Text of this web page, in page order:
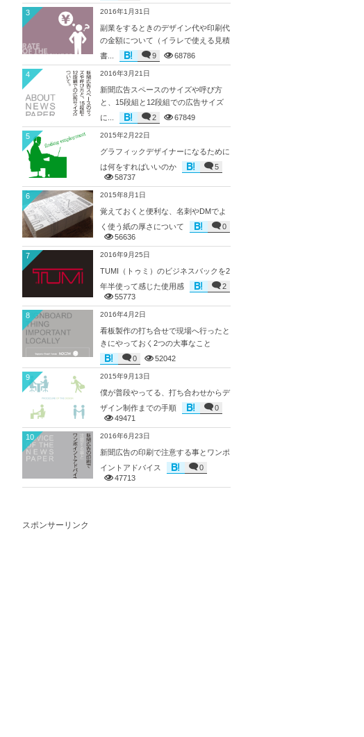
2016年1月31日
副業をするときのデザイン代や印刷代
の金額について（イラレで使える見積
書...
9 68786
3
2016年3月21日
新聞広告スペースのサイズや呼び方
と、15段組と12段組での広告サイズ
に...
2 67849
4
2015年2月22日
グラフィックデザイナーになるために
は何をすればいいのか
5
58737
5
2015年8月1日
覚えておくと便利な、名刺やDMでよ
く使う紙の厚さについて
0
56636
6
2016年9月25日
TUMI（トゥミ）のビジネスバックを2
年半使って感じた使用感
2
55773
7
2016年4月2日
看板製作の打ち合せで現場へ行ったと
きにやっておく2つの大事なこと
0
52042
8
2015年9月13日
僕が普段やってる、打ち合わせからデ
ザイン制作までの手順
0
49471
9
2016年6月23日
新聞広告の印刷で注意する事とワンポ
イントアドバイス
0
47713
10
スポンサーリンク